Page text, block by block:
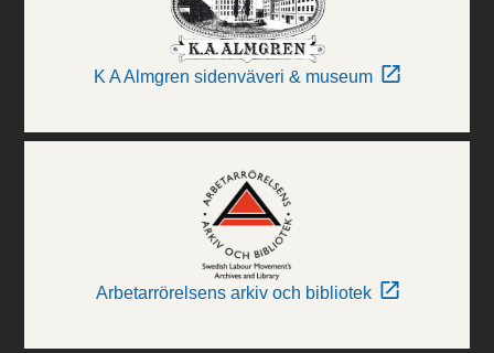
K A Almgren sidenväveri & museum
Arbetarrörelsens arkiv och bibliotek